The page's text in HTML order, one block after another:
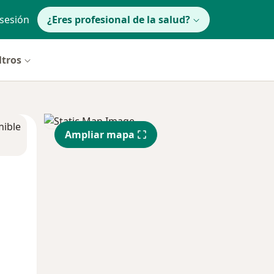
¿Eres profesional de la salud?
Ampliar mapa